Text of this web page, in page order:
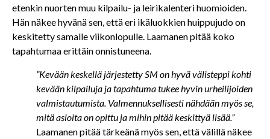
etenkin nuorten muu kilpailu- ja leirikalenteri huomioiden.
Hän näkee hyvänä sen, että eri ikäluokkien huippujudo on
keskitetty samalle viikonlopulle. Laamanen pitää koko
tapahtumaa erittäin onnistuneena.
”Kevään keskellä järjestetty SM on hyvä välisteppi kohti
kevään kilpailuja ja tapahtuma tukee hyvin urheilijoiden
valmistautumista. Valmennuksellisesti nähdään myös se,
mitä asioita on opittu ja mihin pitää keskittyä lisää.”
Laamanen pitää tärkeänä myös sen, että välillä näkee